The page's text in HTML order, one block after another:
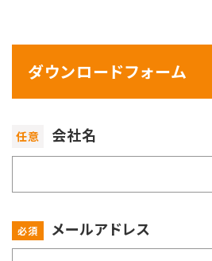
ダウンロードフォーム
会社名
メールアドレス